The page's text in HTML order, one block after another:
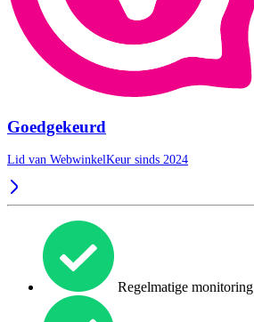
Goedgekeurd
Lid van WebwinkelKeur sinds 2024
Regelmatige monitoring